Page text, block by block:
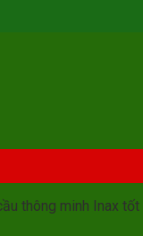
thông minh Inax